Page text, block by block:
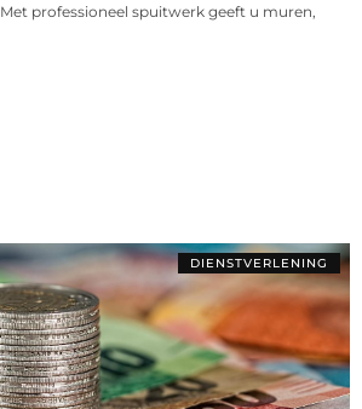
professioneel spuitwerk geeft u muren,
DIENSTVERLENING